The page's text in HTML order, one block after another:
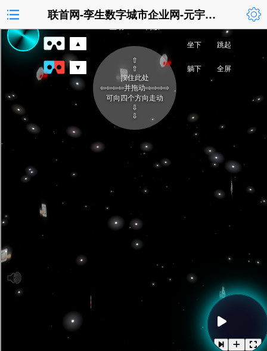
联首网-孪生数字城市企业网-元宇宙企业网手机版